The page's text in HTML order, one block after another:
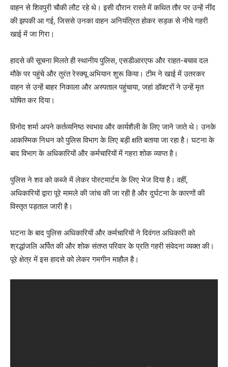
वाहन से शिवपुरी चौकी लौट रहे थे। इसी दौरान रास्ते में कथित तौर पर उन्हें नींद
की झपकी आ गई, जिससे उनका वाहन अनियंत्रित होकर सड़क से नीचे गहरी
खाई में जा गिरा।
हादसे की सूचना मिलते ही स्थानीय पुलिस, एसडीआरएफ और राहत-बचाव दल
मौके पर पहुंचे और तुरंत रेस्क्यू अभियान शुरू किया। टीम ने खाई में उतरकर
वाहन से उन्हें बाहर निकाला और अस्पताल पहुंचाया, जहां डॉक्टरों ने उन्हें मृत
घोषित कर दिया।
विनोद शर्मा अपने कर्तव्यनिष्ठ स्वभाव और कार्यशैली के लिए जाने जाते थे। उनके
आकस्मिक निधन को पुलिस विभाग के लिए बड़ी क्षति बताया जा रहा है। घटना के
बाद विभाग के अधिकारियों और कर्मचारियों में गहरा शोक व्याप्त है।
पुलिस ने शव को कब्जे में लेकर पोस्टमार्टम के लिए भेज दिया है। वहीं,
अधिकारियों द्वारा पूरे मामले की जांच की जा रही है और दुर्घटना के कारणों की
विस्तृत पड़ताल जारी है।
घटना के बाद पुलिस अधिकारियों और कर्मचारियों ने दिवंगत अधिकारी को
श्रद्धांजलि अर्पित की और शोक संतप्त परिवार के प्रति गहरी संवेदना व्यक्त की।
पूरे क्षेत्र में इस हादसे को लेकर गमगीन माहौल है।